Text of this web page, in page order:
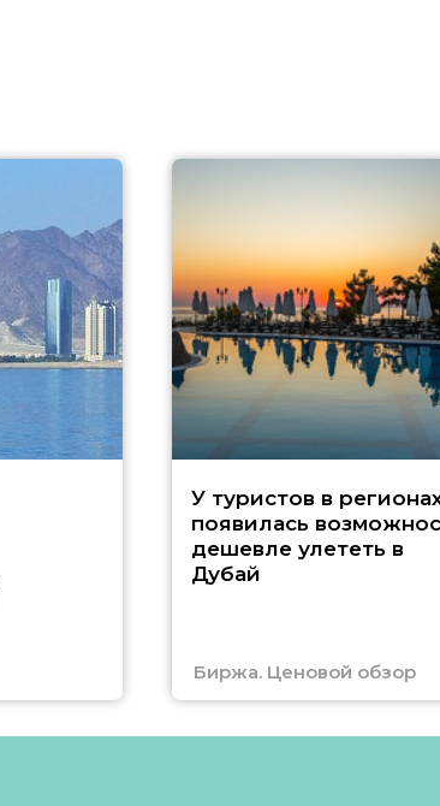
У туристов в
появилась
дешевле улететь в
Дубай
Биржа. Ценовой обзор